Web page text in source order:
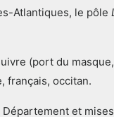
Atlantiques, le pôle
(port du
français, occitan.
et